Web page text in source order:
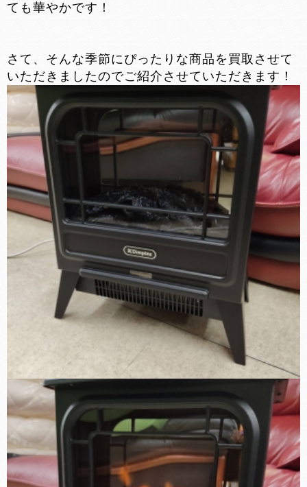
ても華やかです！
さて、そんな季節にぴったりな商品を買取させて
いただきましたのでご紹介させていただきます！